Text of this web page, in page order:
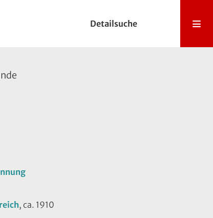
Detailsuche
, ca. 1910